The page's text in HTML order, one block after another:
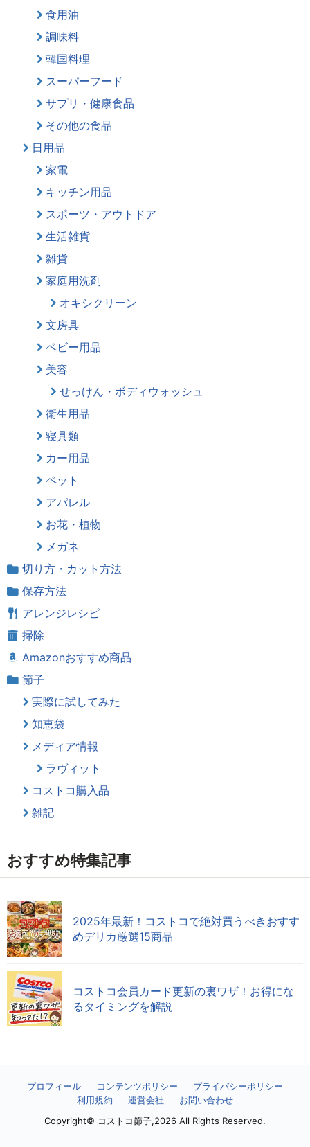
食用油
調味料
韓国料理
スーパーフード
サプリ・健康食品
その他の食品
日用品
家電
キッチン用品
スポーツ・アウトドア
生活雑貨
雑貨
家庭用洗剤
オキシクリーン
文房具
ベビー用品
美容
せっけん・ボディウォッシュ
衛生用品
寝具類
カー用品
ペット
アパレル
お花・植物
メガネ
切り方・カット方法
保存方法
アレンジレシピ
掃除
Amazonおすすめ商品
節子
実際に試してみた
知恵袋
メディア情報
ラヴィット
コストコ購入品
雑記
おすすめ特集記事
2025年最新！コストコで絶対買うべきおすす
めデリカ厳選15商品
コストコ会員カード更新の裏ワザ！お得にな
るタイミングを解説
プロフィール コンテンツポリシー
プライバシーポリシー
利用規約
運営会社
お問い合わせ
Copyright© コストコ節子,2026 All Rights Reserved.